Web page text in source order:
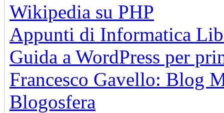
Wikipedia su PHP
Appunti di Informatica
Guida a WordPress per
Francesco Gavello: Blog
Blogosfera